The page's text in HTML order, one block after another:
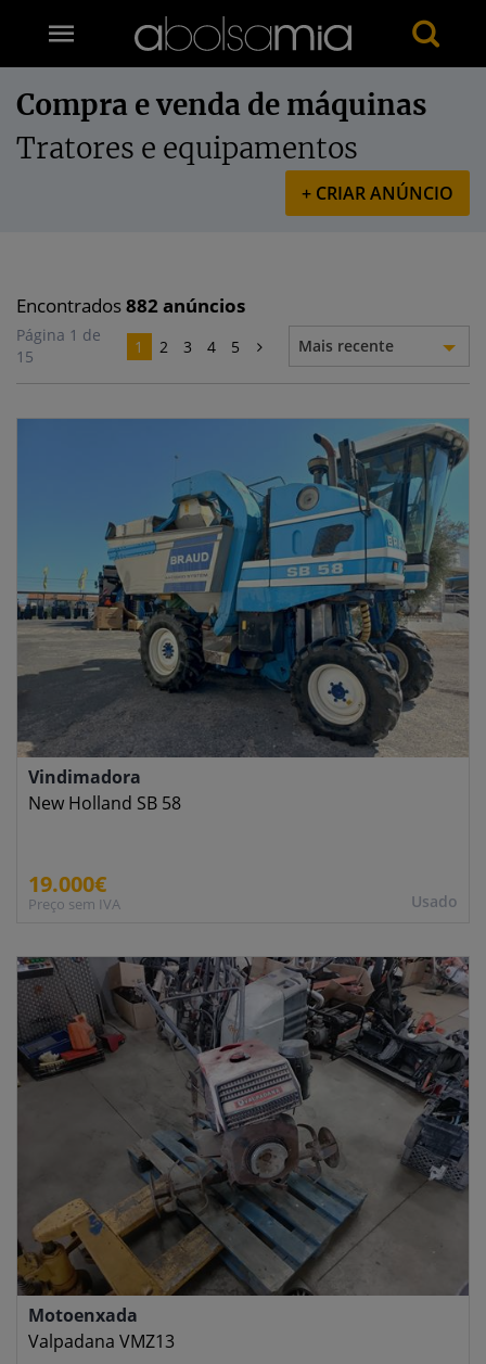
Compra e venda de máquinas
Tratores e equipamentos
+ CRIAR ANÚNCIO
Encontrados882 anúncios
Página 1 de
15
1 2 3 4 5 Mais recente
Usado
Vindimadora
New Holland SB 58
19.000€
Preço sem IVA
Motoenxada
Valpadana VMZ13